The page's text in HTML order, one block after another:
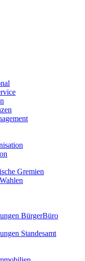
Gremien
BürgerBüro
Standesamt